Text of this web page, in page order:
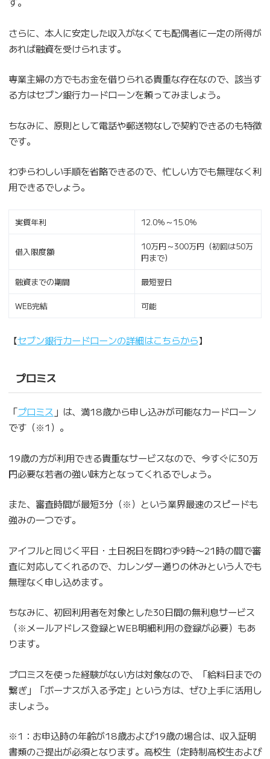
さらに、本人に安定した収入がなくても配偶者に一定の所得が
あれば融資を受けられます。
専業主婦の方でもお金を借りられる貴重な存在なので、該当す
る方はセブン銀行カードローンを頼ってみましょう。
ちなみに、原則として電話や郵送物なしで契約できるのも特徴
です。
わずらわしい手順を省略できるので、忙しい方でも無理なく利
用できるでしょう。
実質年利 12.0％～15.0％
借入限度額
10万円～300万円（初回は50万
円まで）
融資までの期間 最短翌日
WEB完結 可能
【セブン銀行カードローンの詳細はこちらから】
プロミス
「プロミス 」は、満18歳から申し込みが可能なカードローン
です（※1）。
19歳の方が利用できる貴重なサービスなので、今すぐに30万
円必要な若者の強い味方となってくれるでしょう。
また、審査時間が最短3分（※）という業界最速のスピードも
強みの一つです。
アイフルと同じく平日・土日祝日を問わず9時〜21時の間で審
査に対応してくれるので、カレンダー通りの休みという人でも
無理なく申し込めます。
ちなみに、初回利用者を対象とした30日間の無利息サービス
（※メールアドレス登録とWEB明細利用の登録が必要）もあ
ります。
プロミスを使った経験がない方は対象なので、「給料日までの
繋ぎ」「ボーナスが入る予定」という方は、ぜひ上手に活用し
ましょう。
※1：お申込時の年齢が18歳および19歳の場合は、収入証明
書類のご提出が必須となります。高校生（定時制高校生および